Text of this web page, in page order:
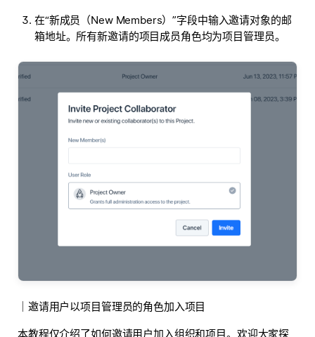
在“新成员（New Members）”字段中输入邀请对象的邮
箱地址。所有新邀请的项目成员角色均为项目管理员。
｜邀请用户以项目管理员的角色加入项目
本教程仅介绍了如何邀请用户加入组织和项目。欢迎大家探